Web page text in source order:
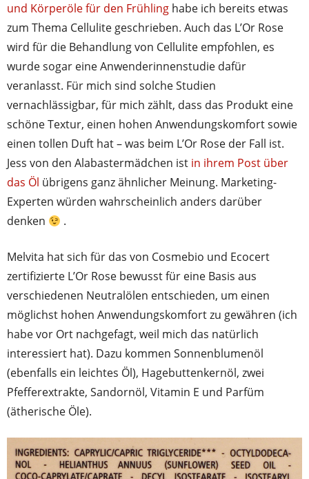
und Körperöle für den Frühling habe ich bereits etwas
zum Thema Cellulite geschrieben. Auch das L’Or Rose
wird für die Behandlung von Cellulite empfohlen, es
wurde sogar eine Anwenderinnenstudie dafür
veranlasst. Für mich sind solche Studien
vernachlässigbar, für mich zählt, dass das Produkt eine
schöne Textur, einen hohen Anwendungskomfort sowie
einen tollen Duft hat – was beim L’Or Rose der Fall ist.
Jess von den Alabastermädchen ist in ihrem Post über
das Öl übrigens ganz ähnlicher Meinung. Marketing-
Experten würden wahrscheinlich anders darüber
denken
.
Melvita hat sich für das von Cosmebio und Ecocert
zertifizierte L’Or Rose bewusst für eine Basis aus
verschiedenen Neutralölen entschieden, um einen
möglichst hohen Anwendungskomfort zu gewähren (ich
habe vor Ort nachgefagt, weil mich das natürlich
interessiert hat). Dazu kommen Sonnenblumenöl
(ebenfalls ein leichtes Öl), Hagebuttenkernöl, zwei
Pfefferextrakte, Sandornöl, Vitamin E und Parfüm
(ätherische Öle).